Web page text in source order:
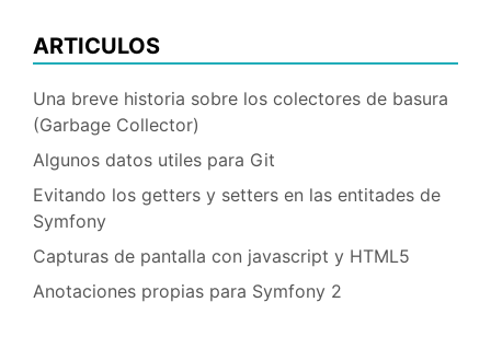
ARTICULOS
Una breve historia sobre los colectores de basura
(Garbage Collector)
Algunos datos utiles para Git
Evitando los getters y setters en las entitades de
Symfony
Capturas de pantalla con javascript y HTML5
Anotaciones propias para Symfony 2